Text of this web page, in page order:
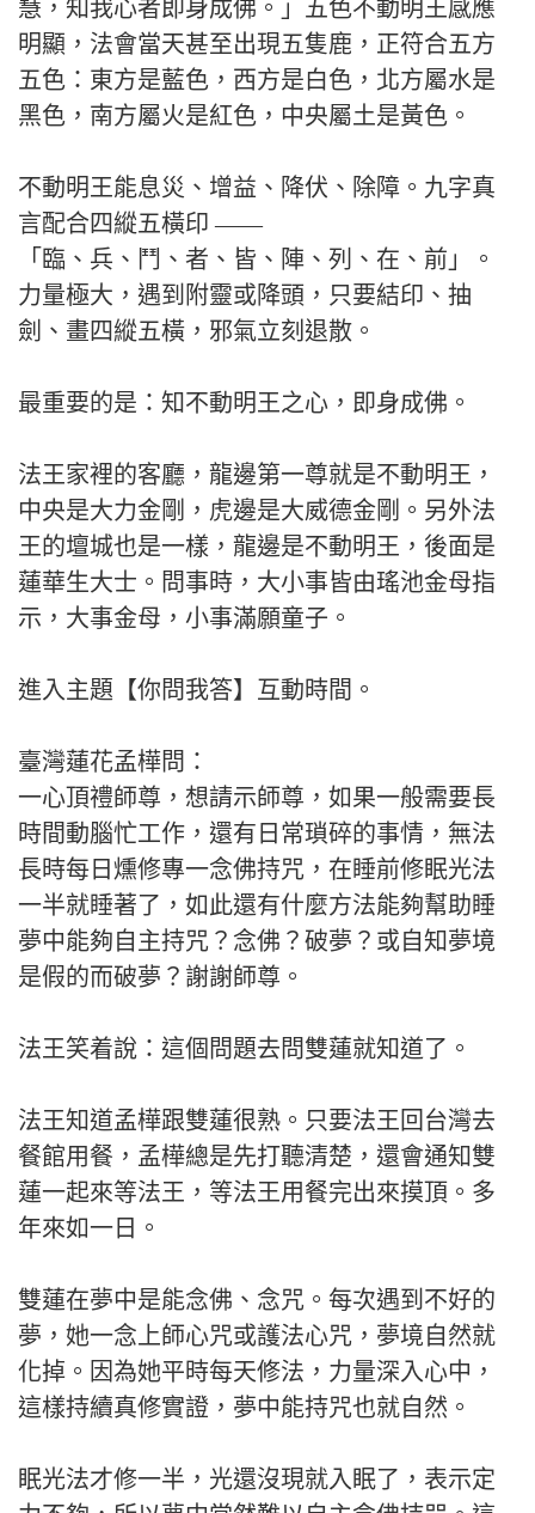
慧，知我心者即身成佛。」五色不動明王感應
明顯，法會當天甚至出現五隻鹿，正符合五方
五色：東方是藍色，西方是白色，北方屬水是
黑色，南方屬火是紅色，中央屬土是黃色。
不動明王能息災、增益、降伏、除障。九字真
言配合四縱五橫印 ——
「臨、兵、鬥、者、皆、陣、列、在、前」。
力量極大，遇到附靈或降頭，只要結印、抽
劍、畫四縱五橫，邪氣立刻退散。
最重要的是：知不動明王之心，即身成佛。
法王家裡的客廳，龍邊第一尊就是不動明王，
中央是大力金剛，虎邊是大威德金剛。另外法
王的壇城也是一樣，龍邊是不動明王，後面是
蓮華生大士。問事時，大小事皆由瑤池金母指
示，大事金母，小事滿願童子。
進入主題【你問我答】互動時間。
臺灣蓮花孟樺問：
一心頂禮師尊，想請示師尊，如果一般需要長
時間動腦忙工作，還有日常瑣碎的事情，無法
長時每日燻修專一念佛持咒，在睡前修眠光法
一半就睡著了，如此還有什麼方法能夠幫助睡
夢中能夠自主持咒？念佛？破夢？或自知夢境
是假的而破夢？謝謝師尊。
法王笑着說：這個問題去問雙蓮就知道了。
法王知道孟樺跟雙蓮很熟。只要法王回台灣去
餐館用餐，孟樺總是先打聽清楚，還會通知雙
蓮一起來等法王，等法王用餐完出來摸頂。多
年來如一日。
雙蓮在夢中是能念佛、念咒。每次遇到不好的
夢，她一念上師心咒或護法心咒，夢境自然就
化掉。因為她平時每天修法，力量深入心中，
這樣持續真修實證，夢中能持咒也就自然。
眠光法才修一半，光還沒現就入眠了，表示定